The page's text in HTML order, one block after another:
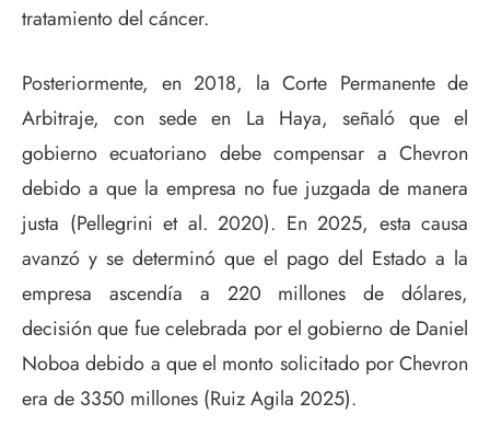
tratamiento del cáncer.
Posteriormente, en 2018, la Corte Permanente de
Arbitraje, con sede en La Haya, señaló que el
gobierno ecuatoriano debe compensar a Chevron
debido a que la empresa no fue juzgada de manera
justa (Pellegrini et al. 2020). En 2025, esta causa
avanzó y se determinó que el pago del Estado a la
empresa ascendía a 220 millones de dólares,
decisión que fue celebrada por el gobierno de Daniel
Noboa debido a que el monto solicitado por Chevron
era de 3350 millones (Ruiz Agila 2025).